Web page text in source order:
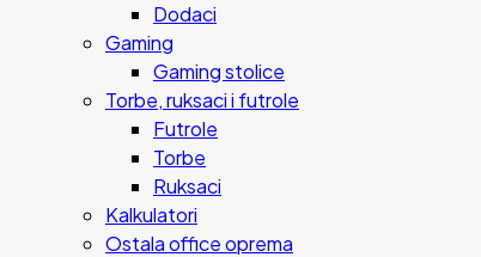
Dodaci
Gaming
Gaming stolice
Torbe, ruksaci i futrole
Futrole
Torbe
Ruksaci
Kalkulatori
Ostala office oprema